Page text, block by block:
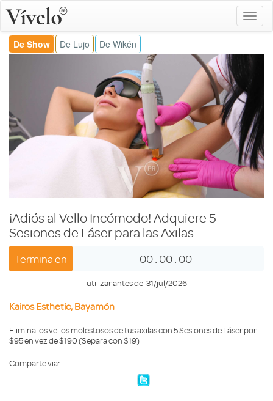
De Show De Lujo De Wikén
¡Adiós al Vello Incómodo! Adquiere 5
Sesiones de Láser para las Axilas
Termina en 00: 00: 00
utilizar antes del 31/jul/2026
Kairos Esthetic, Bayamón
Elimina los vellos molestosos de tus axilas con 5 Sesiones de Láser por
$95 en vez de $190 (Separa con $19)
Comparte via: